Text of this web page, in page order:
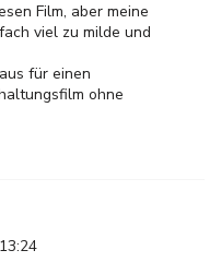
Film, aber meine
viel zu milde und
für einen
ohne